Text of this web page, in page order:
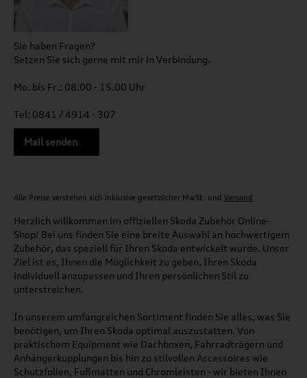
Sie haben Fragen?
Setzen Sie sich gerne mit mir in Verbindung.
Mo. bis Fr.: 08.00 - 15.00 Uhr
Tel: 0841 / 4914 - 307
Mail senden
Alle Preise verstehen sich inklusive gesetzlicher MwSt. und Versand
Herzlich willkommen im offiziellen Skoda Zubehör Online-
Shop! Bei uns finden Sie eine breite Auswahl an hochwertigem
Zubehör, das speziell für Ihren Skoda entwickelt wurde. Unser
Ziel ist es, Ihnen die Möglichkeit zu geben, Ihren Skoda
individuell anzupassen und Ihren persönlichen Stil zu
unterstreichen.
In unserem umfangreichen Sortiment finden Sie alles, was Sie
benötigen, um Ihren Skoda optimal auszustatten. Von
praktischem Equipment wie Dachboxen, Fahrradträgern und
Anhängerkupplungen bis hin zu stilvollen Accessoires wie
Schutzfolien, Fußmatten und Chromleisten - wir bieten Ihnen